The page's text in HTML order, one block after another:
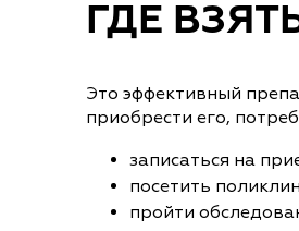
ГДЕ
Это эффективный
приобрести его,
записаться на
посетить
пройти